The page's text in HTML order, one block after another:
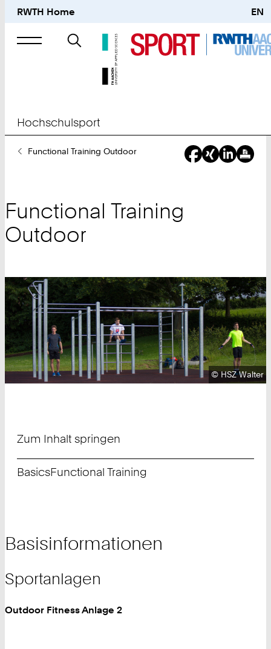
RWTH Home EN
Suche
nach
Hochschulsport
SieFunctional Training Outdoor
Functional Training
Outdoor
©HSZ Walter
Zum Inhalt springen
BasicsFunctional Training
Basisinformationen
Sportanlagen
Outdoor Fitness Anlage 2